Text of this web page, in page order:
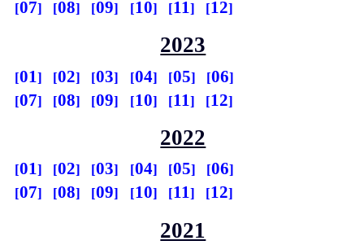
07
08 09 10 11 12
2023
01 02 03 04 05
06
07
08 09 10 11 12
2022
01 02 03 04 05
06
07
08 09 10 11 12
2021